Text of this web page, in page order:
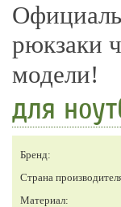
рюкзаки
модели!
для
Бренд:
Страна
Материал: